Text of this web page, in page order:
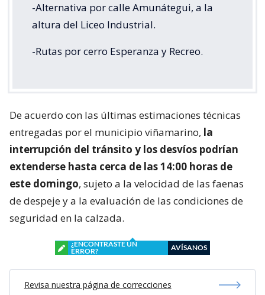
-Alternativa por calle Amunátegui, a la
altura del Liceo Industrial.
-Rutas por cerro Esperanza y Recreo.
De acuerdo con las últimas estimaciones técnicas
entregadas por el municipio viñamarino, la
interrupción del tránsito y los desvíos podrían
extenderse hasta cerca de las 14:00 horas de
este domingo, sujeto a la velocidad de las faenas
de despeje y a la evaluación de las condiciones de
seguridad en la calzada.
¿ENCONTRASTE UN
ERROR?
AVÍSANOS
Revisa nuestra página de correcciones